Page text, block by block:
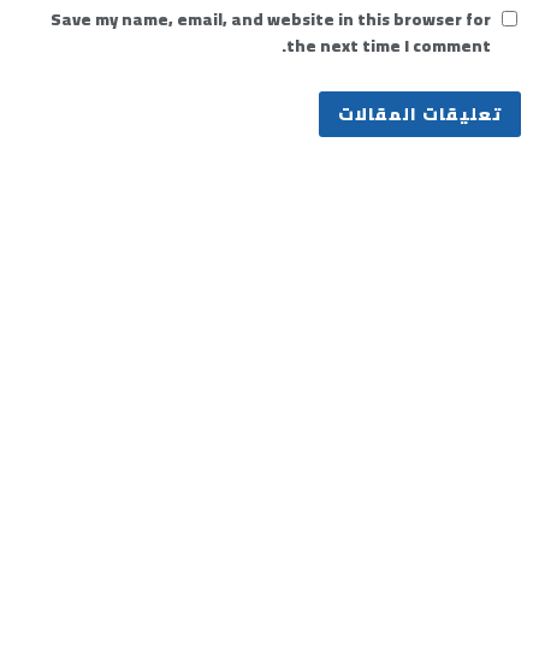
Save my name, email, and website in this browser for
the next time I comment.